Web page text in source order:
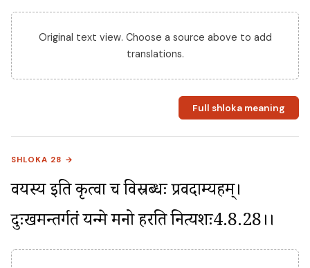
Original text view. Choose a source above to add
translations.
Full shloka meaning
SHLOKA 28 →
वयस्य इति कृत्वा च विस्रब्धः प्रवदाम्यहम्।
दुःखमन्तर्गतं यन्मे मनो हरति नित्यशः4.8.28।।